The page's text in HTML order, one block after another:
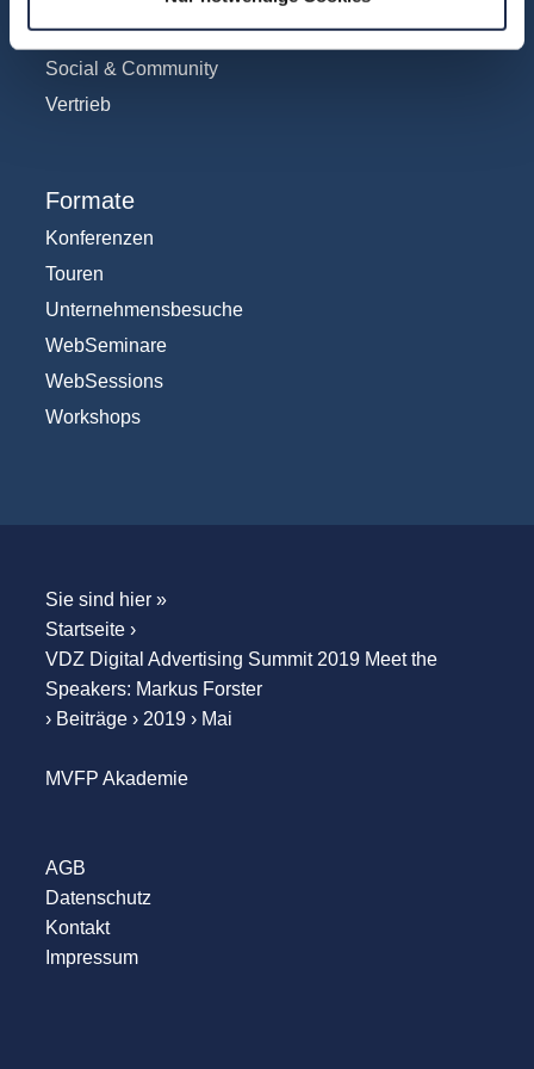
Redaktion
Social & Community
Vertrieb
Formate
Konferenzen
Touren
Unternehmensbesuche
WebSeminare
WebSessions
Workshops
Sie sind hier »
Startseite›
VDZ Digital Advertising Summit 2019 Meet the
Speakers: Markus Forster
› Beiträge› 2019› Mai
MVFP Akademie
AGB
Datenschutz
Kontakt
Impressum